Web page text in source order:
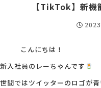
MG研修
スタッフ紹介
【TikTok】新機
こんにちは！
新入社員のレーちゃんです
世間ではツイッターのロゴが